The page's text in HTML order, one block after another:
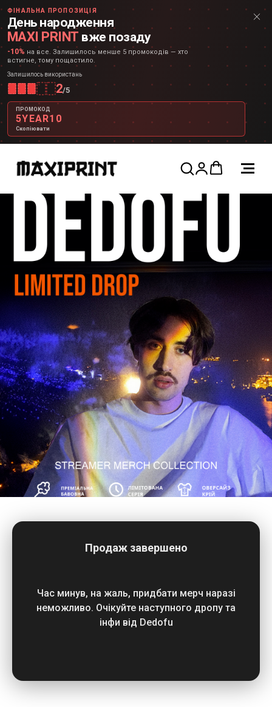
ФІНАЛЬНА ПРОПОЗИЦІЯ
День народження
MAXI PRINT вже позаду
-10% на все. Залишилось менше 5 промокодів — хто
встигне, тому пощастило.
Залишилось використань
2/5
ПРОМОКОД
5YEAR10
Скопіювати
Продаж завершено
Час минув, на жаль, придбати мерч наразі
неможливо. Очікуйте наступного дропу та
інфи від Dedofu